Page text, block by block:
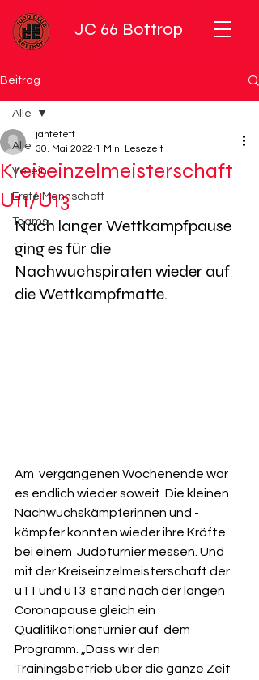
JC 66 Bottrop
Beitrag
Alle
Verein
Erste Mannschaft
Teams
Alle
Kreiseinzelmeisterschaft
U11/U13
jantefett
30. Mai 2022 1 Min. Lesezeit
Nach langer Wettkampfpause
ging es für die
Nachwuchspiraten wieder auf
die Wettkampfmatte.
Am  vergangenen Wochenende war
es endlich wieder soweit. Die kleinen
Nachwuchskämpferinnen und -
kämpfer konnten wieder ihre Kräfte
bei einem  Judoturnier messen. Und
mit der Kreiseinzelmeisterschaft der
u11 und u13  stand nach der langen
Coronapause gleich ein
Qualifikationsturnier auf  dem
Programm. „Dass wir den
Trainingsbetrieb über die ganze Zeit